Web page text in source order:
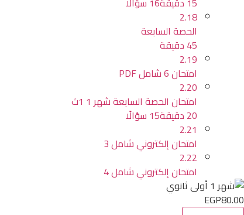
2.18
الحصة السابعة
45 دقيقة
2.19
امتحان 6 شامل PDF
2.20
امتحان الحصة السابعة شهر 1 1ث
20 دقيقة
15 سؤالًا
2.21
امتحان إلكتروني شامل 3
2.22
امتحان إلكتروني شامل 4
EGP80.00